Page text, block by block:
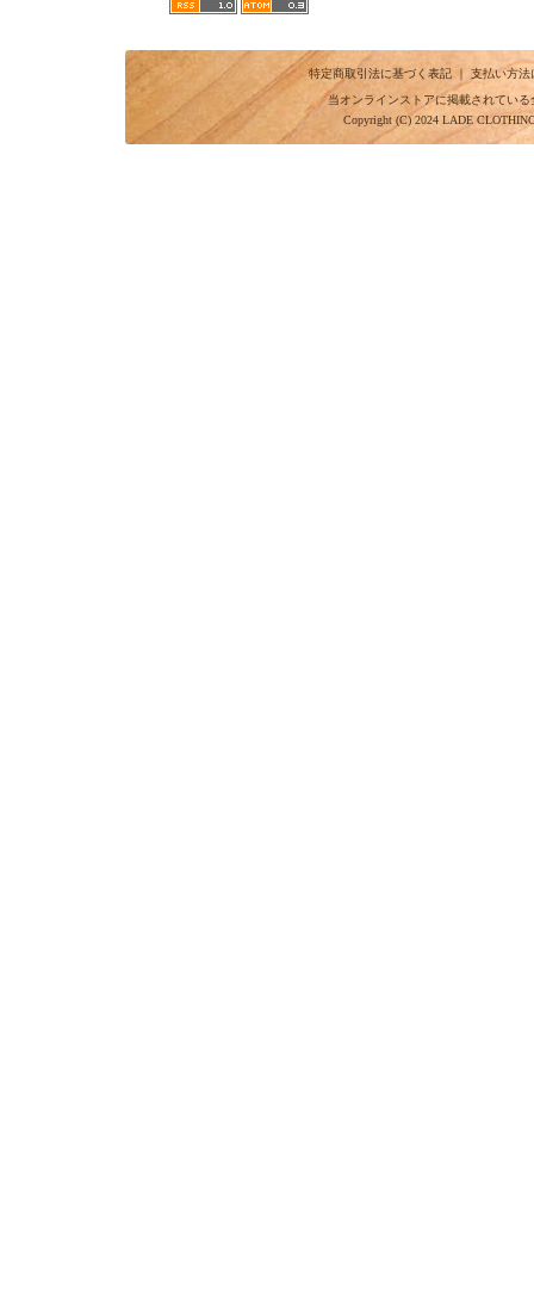
特定商取引法に基づく表記｜ 支払い方法
当オンラインストアに掲載されてい
Copyright (C) 2024 LADE